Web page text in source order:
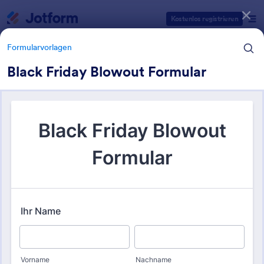
Kostenlos registrieren
Formularvorlagen
Black Friday Blowout Formular
Formularvorlagen
Black Friday Formular Vorlagen
Formularvorlagen Kategorien